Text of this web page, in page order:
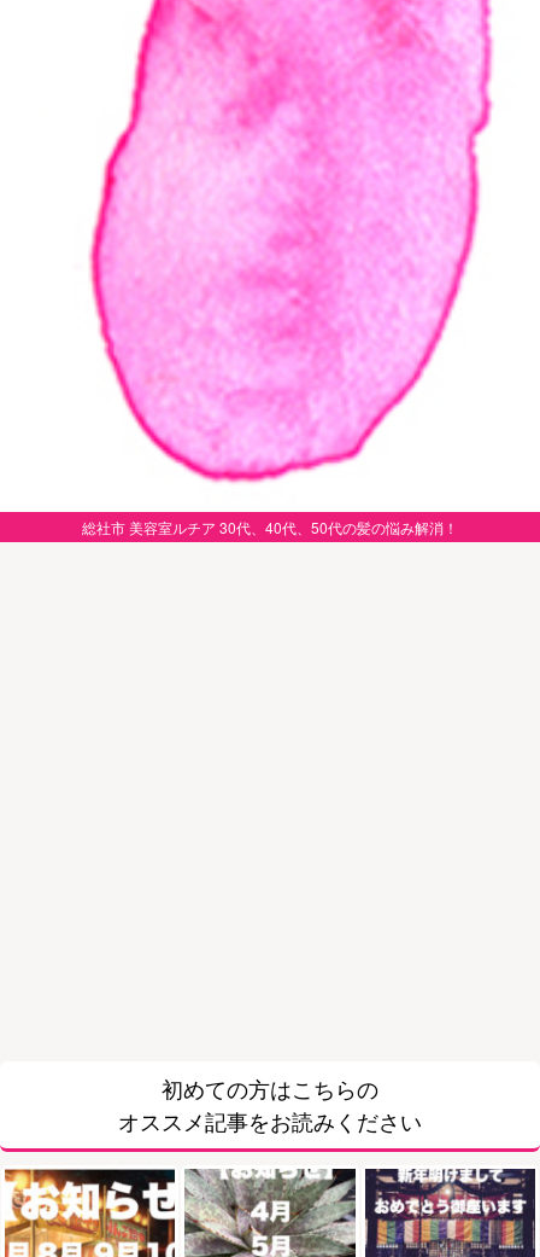
総社市 美容室ルチア 30代、40代、50代の髪の悩み解消！
初めての方はこちらの
オススメ記事をお読みください